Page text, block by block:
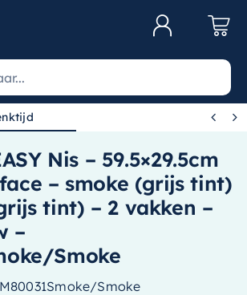
 
Nis – 59.5×29.5cm
– smoke (grijs tint)
tint) – 2 vakken –
–
Smoke
M80031Smoke/Smoke